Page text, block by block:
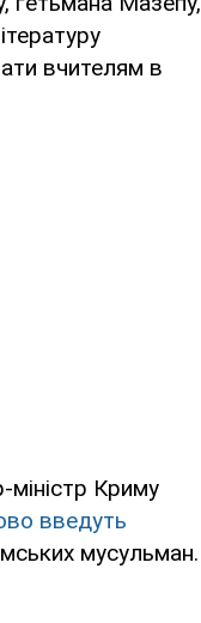
вчителям в
Криму
введуть
мусульман.